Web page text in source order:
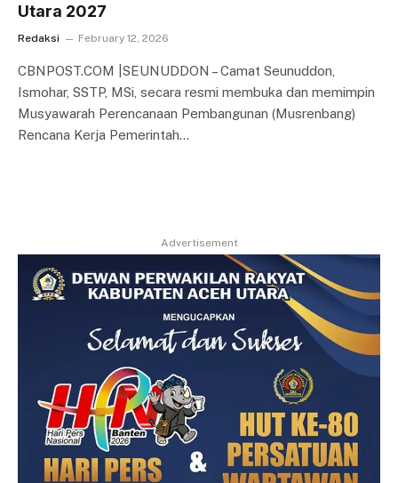
Utara 2027
Redaksi February 12, 2026
CBNPOST.COM |SEUNUDDON – Camat Seunuddon,
Ismohar, SSTP, MSi, secara resmi membuka dan memimpin
Musyawarah Perencanaan Pembangunan (Musrenbang)
Rencana Kerja Pemerintah…
Advertisement